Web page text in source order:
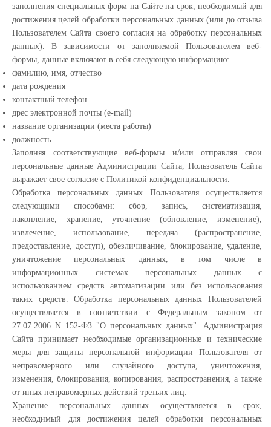
заполнения специальных форм на Сайте на срок, необходимый для
достижения целей обработки персональных данных (или до отзыва
Пользователем Сайта своего согласия на обработку персональных
данных). В зависимости от заполняемой Пользователем веб-
формы, данные включают в себя следующую информацию:
фамилию, имя, отчество
дата рождения
контактный телефон
дрес электронной почты (e-mail)
название организации (места работы)
должность
Заполняя соответствующие веб-формы и/или отправляя свои
персональные данные Администрации Сайта, Пользователь Сайта
выражает свое согласие с Политикой конфиденциальности.
Обработка персональных данных Пользователя осуществляется
следующими способами: сбор, запись, систематизация,
накопление, хранение, уточнение (обновление, изменение),
извлечение, использование, передача (распространение,
предоставление, доступ), обезличивание, блокирование, удаление,
уничтожение персональных данных, в том числе в
информационных системах персональных данных с
использованием средств автоматизации или без использования
таких средств. Обработка персональных данных Пользователей
осуществляется в соответствии с Федеральным законом от
27.07.2006 N 152-ФЗ "О персональных данных". Администрация
Сайта принимает необходимые организационные и технические
меры для защиты персональной информации Пользователя от
неправомерного или случайного доступа, уничтожения,
изменения, блокирования, копирования, распространения, а также
от иных неправомерных действий третьих лиц.
Хранение персональных данных осуществляется в срок,
необходимый для достижения целей обработки персональных